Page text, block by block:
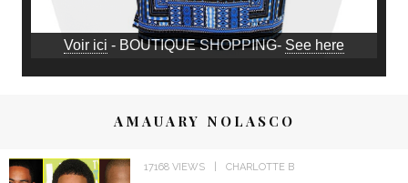
Voir ici - BOUTIQUE SHOPPING- See here
AMAUARY NOLASCO
17168 VIEWS CHARLOTTE B